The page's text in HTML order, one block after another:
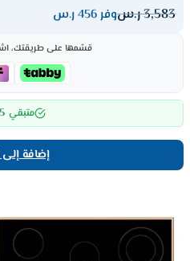
3,583ر.سوفر 456 ر.س
قسّمها على طريقتك،
متبقي 5
إضافة